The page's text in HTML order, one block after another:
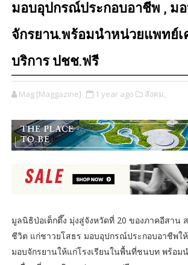
มอบอุปกรณ์ประกอบอาชีพ , ม
จักรยาน.พร้อมนำหน่วยแพทย์
บริการ ปชช.ฟรี
Mag [Maggazine] 1 year ago สังคม,
มูลนิธิป่อเต็กตึ๊ง มุ่งสู่จังหวัดที่ 20 ของภาคอีสาน
ชีวิต แก่ชาวยโสธร มอบอุปกรณ์ประกอบอาชีพใ
มอบจักรยานให้แก่โรงเรียนในพื้นที่ชนบท พร้อม